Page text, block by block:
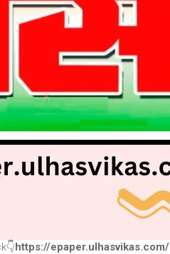
https://epaper.ulhasvikas.com/